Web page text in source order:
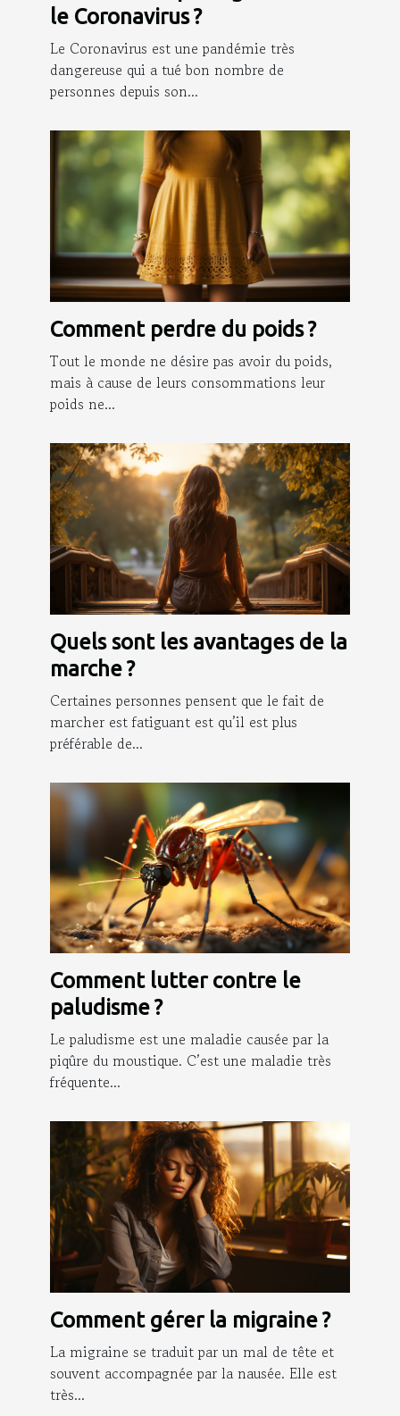
le Coronavirus ?
Le Coronavirus est une pandémie très
dangereuse qui a tué bon nombre de
personnes depuis son...
Comment perdre du poids ?
Tout le monde ne désire pas avoir du poids,
mais à cause de leurs consommations leur
poids ne...
Quels sont les avantages de la
marche ?
Certaines personnes pensent que le fait de
marcher est fatiguant est qu’il est plus
préférable de...
Comment lutter contre le
paludisme ?
Le paludisme est une maladie causée par la
piqûre du moustique. C’est une maladie très
fréquente...
Comment gérer la migraine ?
La migraine se traduit par un mal de tête et
souvent accompagnée par la nausée. Elle est
très...